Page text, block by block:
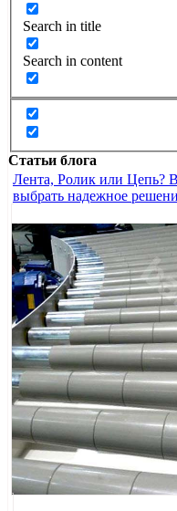
Search in title
Search in content
Статьи блога
Лента, Ролик или Цепь?
выбрать надежное